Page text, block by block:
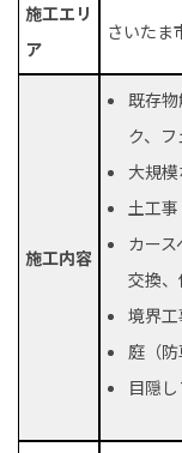
施工エリ
ア
さいたま
施工内容
既存
ク、フ
大規
土工事
カー
交換、
境界工
庭（防
目隠